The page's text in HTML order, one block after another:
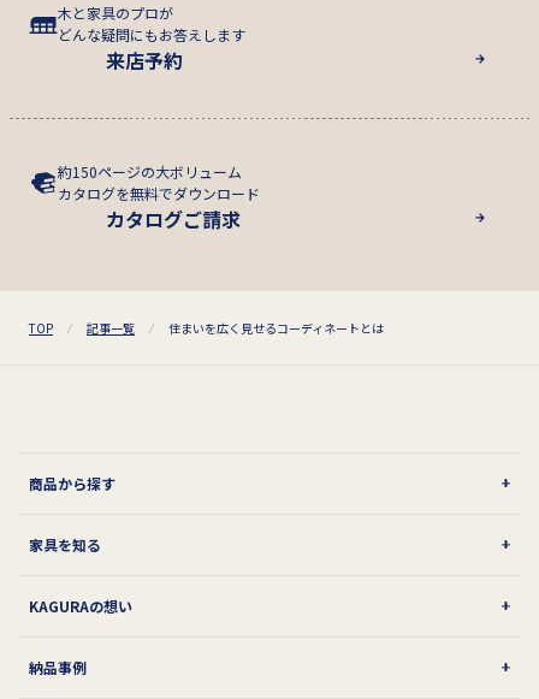
木と家具のプロが
どんな疑問にもお答えします
来店予約
約150ページの大ボリューム
カタログを無料でダウンロード
カタログご請求
TOP 記事一覧 住まいを広く見せるコーディネートとは
商品から探す
家具を知る
KAGURAの想い
納品事例